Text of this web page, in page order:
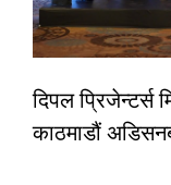
दिपल प्रिजेन्टर्स
काठमाडौं